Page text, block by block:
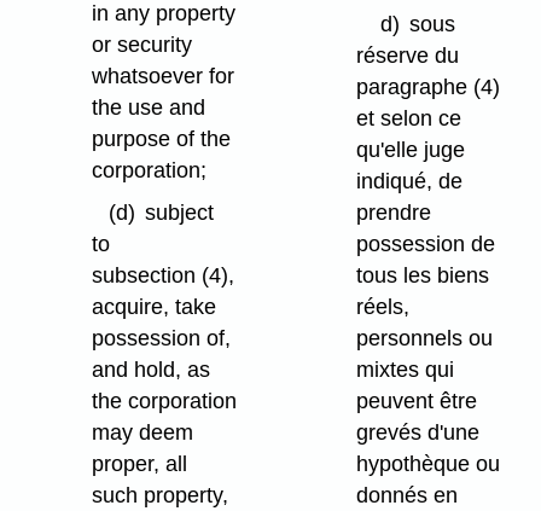
in any property
or security
whatsoever for
the use and
purpose of the
corporation;
(d) subject
to
subsection (4),
acquire, take
possession of,
and hold, as
the corporation
may deem
proper, all
such property,
d) sous
réserve du
paragraphe (4)
et selon ce
qu'elle juge
indiqué, de
prendre
possession de
tous les biens
réels,
personnels ou
mixtes qui
peuvent être
grevés d'une
hypothèque ou
donnés en